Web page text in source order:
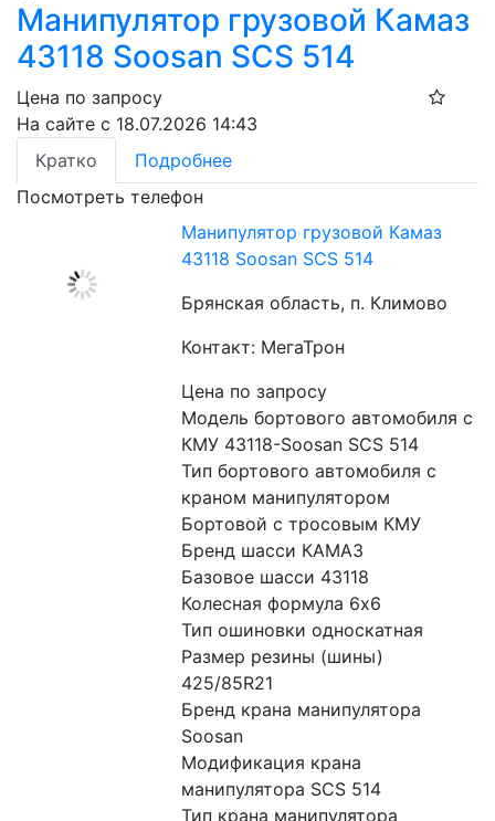
Манипулятор грузовой Камаз
43118 Soosan SCS 514
Цена по запросу
На сайте с 18.07.2026 14:43
Кратко
Подробнее
Посмотреть телефон
Манипулятор грузовой Камаз
43118 Soosan SCS 514
Брянская область, п. Климово
Контакт: МегаТрон
Цена по запросу
Модель бортового автомобиля с
КМУ 43118-Soosan SCS 514
Тип бортового автомобиля с
краном манипулятором
Бортовой с тросовым КМУ
Бренд шасси КАМАЗ
Базовое шасси 43118
Колесная формула 6x6
Тип ошиновки односкатная
Размер резины (шины)
425/85R21
Бренд крана манипулятора
Soosan
Модификация крана
манипулятора SCS 514
Тип крана манипулятора